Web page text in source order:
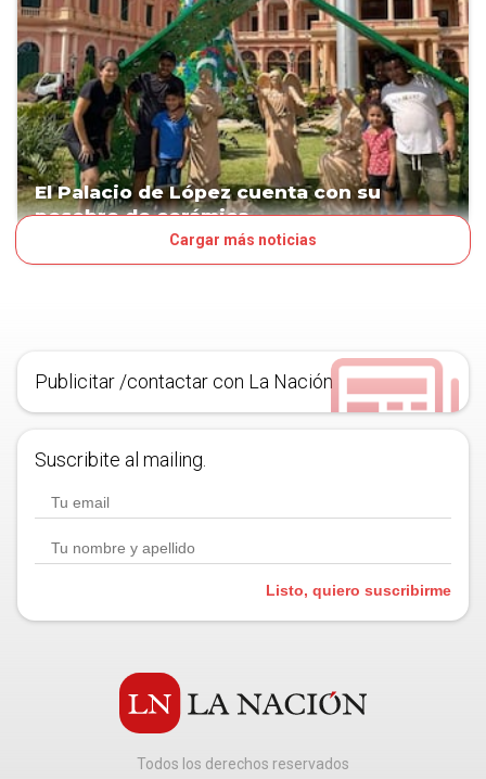
El Palacio de López cuenta con su
pesebre de cerámica
Cargar más noticias
Publicitar /contactar con La Nación
Suscribite al mailing.
Listo, quiero suscribirme
Todos los derechos reservados